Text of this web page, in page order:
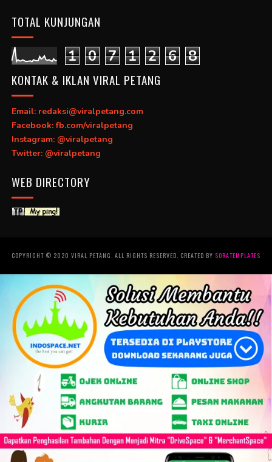
TOTAL KUNJUNGAN
1 0 7 1 2 6 8
KONTAK & IKLAN VIRAL PETANG
Email: redaksi@viralpetang.com
Facebook: fb.com/viralpetang
Instagram: @viralpetang
Twitter: @viralpetang
WEB DIRECTORY
COPYRIGHT © 2020 VIRAL PETANG. ALL RIGHTS RESERVED. CREATED BY SORATEMPLATES